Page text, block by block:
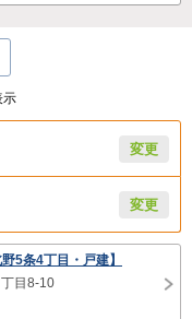
示
変更
変更
5条4丁目・戸建】
目8-10